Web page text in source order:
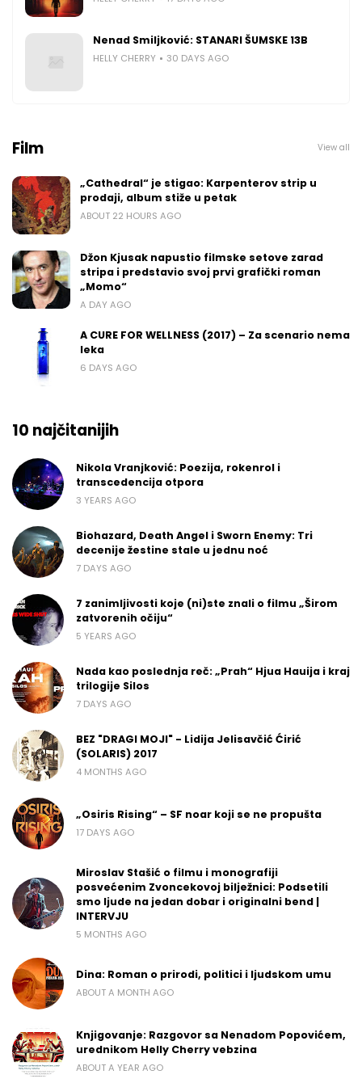
Nenad Smiljković: STANARI ŠUMSKE 13B
HELLY CHERRY 30 DAYS AGO
Film View all
„Cathedral“ je stigao: Karpenterov strip u
prodaji, album stiže u petak
ABOUT 22 HOURS AGO
Džon Kjusak napustio filmske setove zarad
stripa i predstavio svoj prvi grafički roman
„Momo“
A DAY AGO
A CURE FOR WELLNESS (2017) – Za scenario nema
leka
6 DAYS AGO
10 najčitanijih
Nikola Vranjković: Poezija, rokenrol i
transcedencija otpora
3 YEARS AGO
Biohazard, Death Angel i Sworn Enemy: Tri
decenije žestine stale u jednu noć
7 DAYS AGO
7 zanimljivosti koje (ni)ste znali o filmu „Širom
zatvorenih očiju“
5 YEARS AGO
Nada kao poslednja reč: „Prah“ Hjua Hauija i kraj
trilogije Silos
7 DAYS AGO
BEZ "DRAGI MOJI" - Lidija Jelisavčić Ćirić
(SOLARIS) 2017
4 MONTHS AGO
„Osiris Rising“ – SF noar koji se ne propušta
17 DAYS AGO
Miroslav Stašić o filmu i monografiji
posvećenim Zvoncekovoj bilježnici: Podsetili
smo ljude na jedan dobar i originalni bend |
INTERVJU
5 MONTHS AGO
Dina: Roman o prirodi, politici i ljudskom umu
ABOUT A MONTH AGO
Knjigovanje: Razgovor sa Nenadom Popovićem,
urednikom Helly Cherry vebzina
ABOUT A YEAR AGO